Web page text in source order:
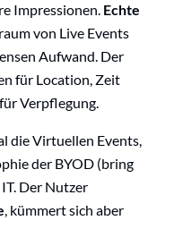
Impressionen. Echte
von Live Events
Aufwand. Der
für Location, Zeit
Verpflegung.
die Virtuellen Events,
der BYOD (bring
Der Nutzer
, kümmert sich aber